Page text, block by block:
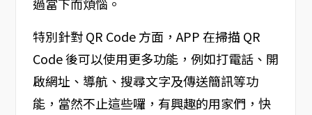
過當下而煩惱。
特別針對 QR Code 方面，APP 在掃描 QR
Code 後可以使用更多功能，例如打電話、開
啟網址、導航、搜尋文字及傳送簡訊等功
能，當然不止這些囉，有興趣的用家們，快